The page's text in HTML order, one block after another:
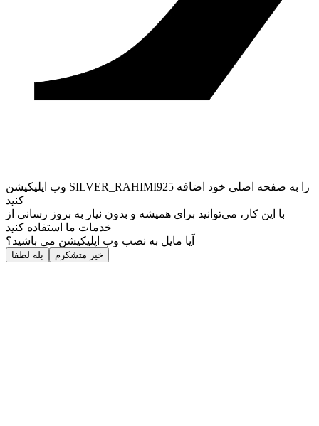
وب ‌اپلیکیشن SILVER_RAHIMI925 را به صفحه اصلی خود اضافه
کنید
با این کار، می‌توانید برای همیشه و بدون نیاز به بروز ‌رسانی از
خدمات ما استفاده کنید
آیا مایل به نصب وب اپلیکیشن می باشید؟
بله لطفا خیر متشکرم